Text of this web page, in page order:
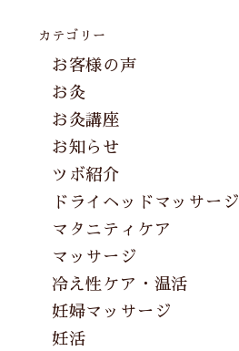
カテゴリー
お客様の声
お灸
お灸講座
お知らせ
ツボ紹介
ドライヘッドマッサージ
マタニティケア
マッサージ
冷え性ケア・温活
妊婦マッサージ
妊活